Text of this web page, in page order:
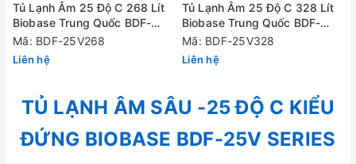
Tủ Lạnh Âm 25 Độ C 268 Lít
Biobase Trung Quốc BDF-
25V268 | Kiểu Đứng
Mã: BDF-25V268
Liên hệ
Tủ Lạnh Âm 25 Độ C 328 Lít
Biobase Trung Quốc BDF-
25V328 | Kiểu Đứng
Mã: BDF-25V328
Liên hệ
TỦ LẠNH ÂM SÂU -25 ĐỘ C KIỂU
ĐỨNG BIOBASE BDF-25V SERIES